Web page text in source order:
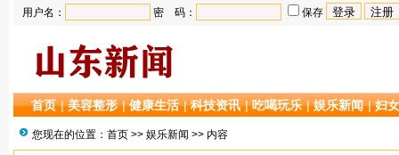
用户名： 密 码： 保存
首页 |美容整形 |健康生活 |科技资讯 |吃喝玩乐 |娱乐新闻 |妇
您现在的位置： 首页 >> 娱乐新闻 >> 内容